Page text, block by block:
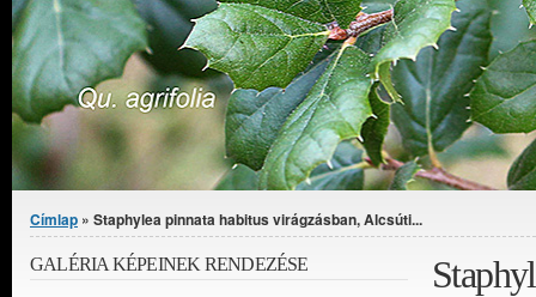
Jelenlegi hely
Címlap » Staphylea pinnata habitus virágzásban, Alcsúti...
GALÉRIA KÉPEINEK RENDEZÉSE